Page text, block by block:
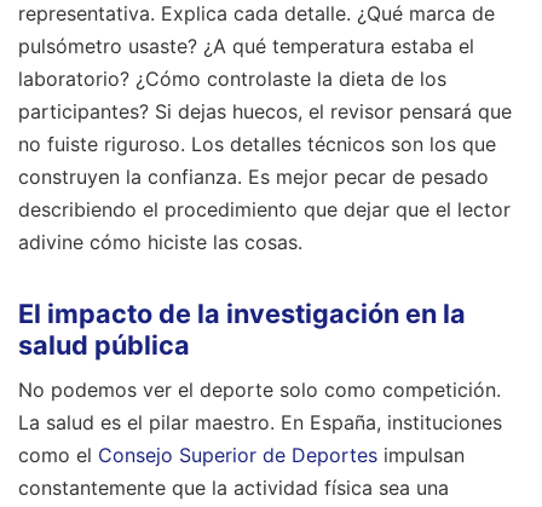
representativa. Explica cada detalle. ¿Qué marca de
pulsómetro usaste? ¿A qué temperatura estaba el
laboratorio? ¿Cómo controlaste la dieta de los
participantes? Si dejas huecos, el revisor pensará que
no fuiste riguroso. Los detalles técnicos son los que
construyen la confianza. Es mejor pecar de pesado
describiendo el procedimiento que dejar que el lector
adivine cómo hiciste las cosas.
El impacto de la investigación en la
salud pública
No podemos ver el deporte solo como competición.
La salud es el pilar maestro. En España, instituciones
como el Consejo Superior de Deportes impulsan
constantemente que la actividad física sea una